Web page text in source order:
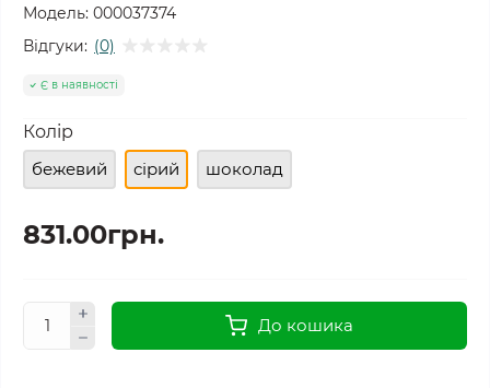
Модель: 000037374
Відгуки: (0)
Є в наявності
Колір
бежевий
сірий шоколад
831.00грн.
До кошика